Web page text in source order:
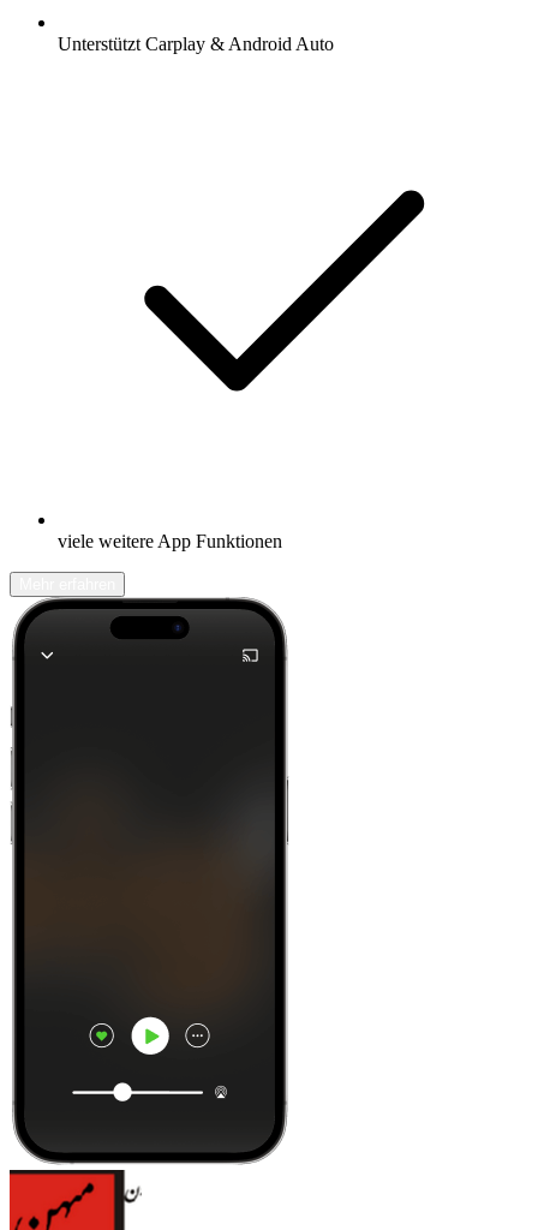
Unterstützt Carplay & Android Auto
viele weitere App Funktionen